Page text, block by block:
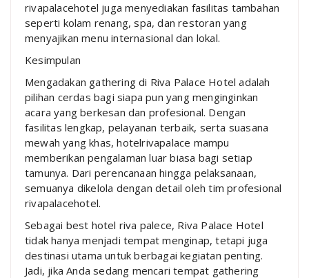
rivapalacehotel juga menyediakan fasilitas tambahan
seperti kolam renang, spa, dan restoran yang
menyajikan menu internasional dan lokal.
Kesimpulan
Mengadakan gathering di Riva Palace Hotel adalah
pilihan cerdas bagi siapa pun yang menginginkan
acara yang berkesan dan profesional. Dengan
fasilitas lengkap, pelayanan terbaik, serta suasana
mewah yang khas, hotelrivapalace mampu
memberikan pengalaman luar biasa bagi setiap
tamunya. Dari perencanaan hingga pelaksanaan,
semuanya dikelola dengan detail oleh tim profesional
rivapalacehotel.
Sebagai best hotel riva palece, Riva Palace Hotel
tidak hanya menjadi tempat menginap, tetapi juga
destinasi utama untuk berbagai kegiatan penting.
Jadi, jika Anda sedang mencari tempat gathering